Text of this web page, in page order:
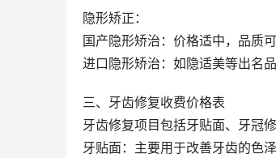
隐形矫正：
国产隐形矫治：价格适中，品质
进口隐形矫治：如隐适美等出名
三、牙齿修复收费价格表
牙齿修复项目包括牙贴面、牙冠
牙贴面：主要用于改善牙齿的色